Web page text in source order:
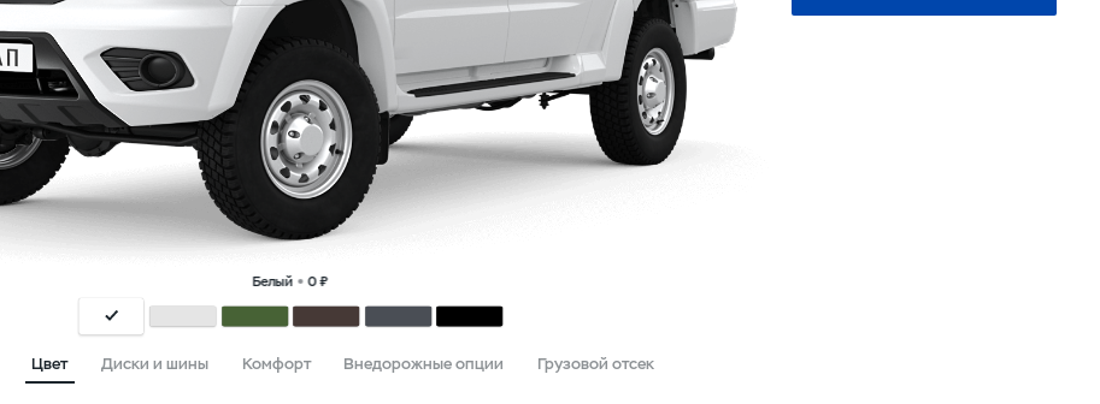
Цвет Диски и шины Комфорт Внедорожные опции Грузовой отсек
Белый 0 ₽